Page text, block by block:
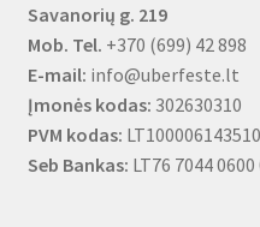
Savanorių g. 219
Mob. Tel. +370 (699) 42 898
E-mail: info@uberfeste.lt
Įmonės kodas: 302630310
PVM kodas: LT100006143510
Seb Bankas: LT76 7044